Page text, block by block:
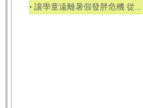
‧ 讓學童遠離暑假發胖危機 從...